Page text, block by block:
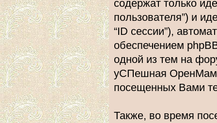
содержат только
пользователя”) и
“ID сессии”),
обеспечением
одной из тем на
уСПешная
посещенных Вами
Также, во время